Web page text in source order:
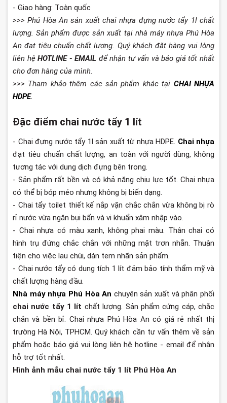
- Giao hàng: Toàn quốc
>>> Phú Hòa An sản xuất chai nhựa đựng nước tẩy 1l chất
lượng. Sản phẩm được sản xuất tại nhà máy nhựa Phú Hòa
An đạt tiêu chuẩn chất lượng. Quý khách đặt hàng vui lòng
liên hệHOTLINE - EMAIL để nhận tư vấn và báo giá tốt nhất
cho đơn hàng của mình.
>>> Tham khảo thêm các sản phẩm khác tại CHAI NHỰA
HDPE.
Đặc điểm chai nước tẩy 1 lít
- Chai đựng nước tẩy 1l sản xuất từ nhựa HDPE. Chai nhựa
đạt tiêu chuẩn chất lượng, an toàn với người dùng, không
tương tác với dung dịch đựng bên trong.
- Sản phẩm rất bền và có khả năng chịu lực tốt. Chai nhựa
có thể bị bóp méo nhưng không bị biến dạng.
- Chai tẩy toilet thiết kế nắp vặn chắc chắn vừa không bị rò
rỉ nước vừa ngăn bụi bẩn và vi khuẩn xâm nhập vào.
- Chai nhựa có màu xanh, không phai màu. Thân chai có
hình trụ đứng chắc chắn với những mặt trơn nhẵn. Thuận
tiện cho việc lau chùi, dán tem nhãn sản phẩm.
- Chai nước tẩy có dung tích 1 lít đảm bảo tính thẩm mỹ và
chất lượng hàng đầu.
Nhà máy nhựa Phú Hòa An chuyên sản xuất và phân phối
chai nước tẩy 1 lít chất lượng. Sản phẩm cứng cáp, chắc
chắn và bền bỉ. Chai nhựa Phú Hòa An có giá rẻ nhất thị
trường Hà Nội, TPHCM. Quý khách cần tư vấn thêm về sản
phẩm hoặc báo giá vui lòng liên hệ hotline - email để nhận
hỗ trợ tốt nhất.
Hình ảnh mẫu chai nước tẩy 1 lít Phú Hòa An